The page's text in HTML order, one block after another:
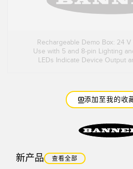
Rechargeable Demo Box: 24
Use with 5 and 8-pin Lighting
LEDs Indicate Device Output
添加至我的收
新产品 查看全部